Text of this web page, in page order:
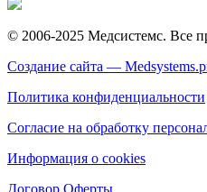
© 2006-2025 Медсистемс. Все
Создание сайта —
Политика конфиденциальности
Согласие на обработку
Информация о cookies